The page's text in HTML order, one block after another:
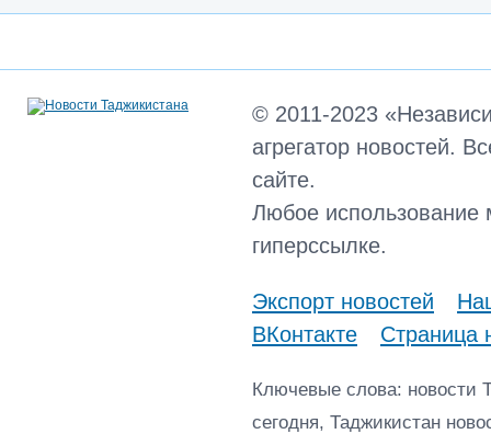
© 2011-2023
агрегатор новостей.
сайте.
Любое использование
гиперссылке.
Экспорт новостей
ВКонтакте
Страница
Ключевые слова: новости
сегодня, Таджикистан